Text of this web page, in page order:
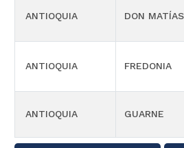
ANTIOQUIA DON MATÍAS
ANTIOQUIA FREDONIA
ANTIOQUIA GUARNE